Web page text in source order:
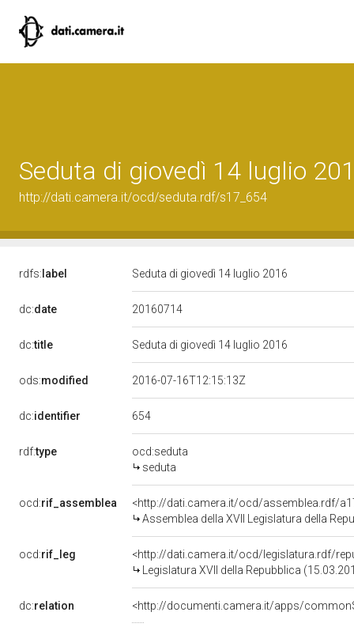
Seduta di giovedì 14 luglio
http://dati.camera.it/ocd/seduta.rdf/s17_654
rdfs: label Seduta di giovedì 14 luglio 2016
dc:date 20160714
dc:title Seduta di giovedì 14 luglio 2016
ods:modified 2016-07-16T12:15:13Z
dc:identifier 654
rdf:type
ocd:seduta
seduta
ocd:rif_assemblea
<http://dati.camera.it/ocd/assemblea.rdf/
Assemblea della XVII Legislatura della
ocd:rif_leg
<http://dati.camera.it/ocd/legislatura.rdf/
Legislatura XVII della Repubblica
dc:relation